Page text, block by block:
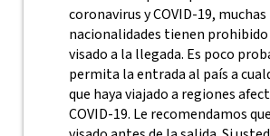
coronavirus y COVID-19, muchas
nacionalidades tienen
visado a la llegada. Es poco
permita la entrada al país a
que haya viajado a regiones
COVID-19. Le recomendamos